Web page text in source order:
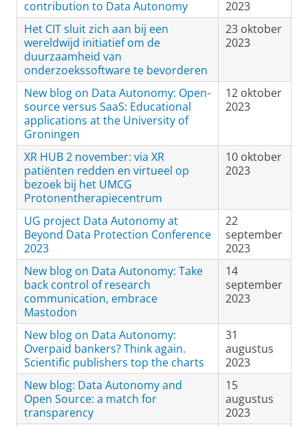
contribution to Data Autonomy
2023
Het CIT sluit zich aan bij een
wereldwijd initiatief om de
duurzaamheid van
onderzoekssoftware te bevorderen
23 oktober
2023
New blog on Data Autonomy: Open-
source versus SaaS: Educational
applications at the University of
Groningen
12 oktober
2023
XR HUB 2 november: via XR
patiënten redden en virtueel op
bezoek bij het UMCG
Protonentherapiecentrum
10 oktober
2023
UG project Data Autonomy at
Beyond Data Protection Conference
2023
22
september
2023
New blog on Data Autonomy: Take
back control of research
communication, embrace
Mastodon
14
september
2023
New blog on Data Autonomy:
Overpaid bankers? Think again.
Scientific publishers top the charts
31
augustus
2023
New blog: Data Autonomy and
Open Source: a match for
transparency
15
augustus
2023